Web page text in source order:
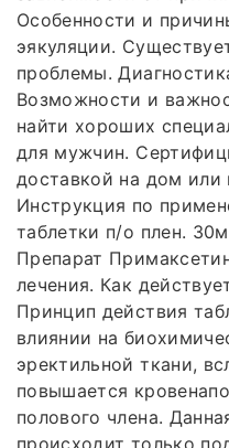
Особенности и
эякуляции.
проблемы.
Возможности и
найти хороших
для мужчин.
доставкой на дом
Инструкция по
таблетки п/о плен.
Препарат
лечения. Как
Принцип действия
влиянии на
эректильной ткани,
повышается
полового члена.
происходит только